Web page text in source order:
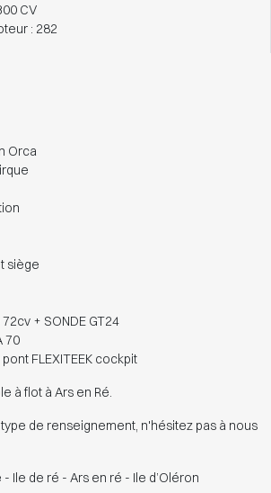
CV
: 282
Orca
siège
72cv + SONDE GT24
70
FLEXITEEK cockpit
à flot à Ars en Ré.
de renseignement, n'hésitez pas à nous
Ile de ré - Ars en ré - Ile d’Oléron